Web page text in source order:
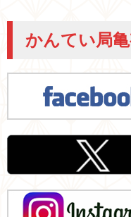
かんてい局